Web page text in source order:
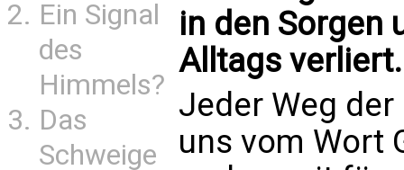
Ein Signal
des
Himmels?
Das
Schweige
in den Sorgen
Alltags verliert.
Jeder Weg
uns vom Wort